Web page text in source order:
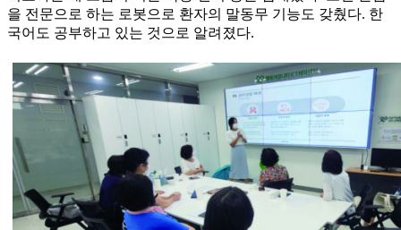
을 전문으로 하는 로봇으로 환자의 말동무 기능도 갖췄다. 한
국어도 공부하고 있는 것으로 알려졌다.